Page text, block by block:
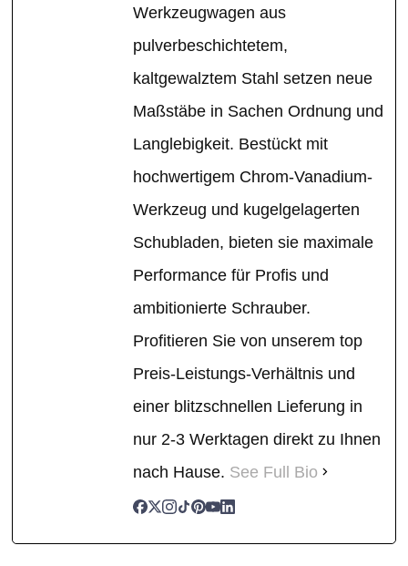
Werkzeugwagen aus
pulverbeschichtetem,
kaltgewalztem Stahl setzen neue
Maßstäbe in Sachen Ordnung und
Langlebigkeit. Bestückt mit
hochwertigem Chrom-Vanadium-
Werkzeug und kugelgelagerten
Schubladen, bieten sie maximale
Performance für Profis und
ambitionierte Schrauber.
Profitieren Sie von unserem top
Preis-Leistungs-Verhältnis und
einer blitzschnellen Lieferung in
nur 2-3 Werktagen direkt zu Ihnen
nach Hause. See Full Bio